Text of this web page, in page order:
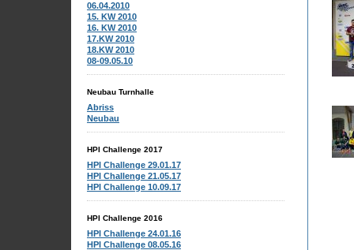
06.04.2010
15. KW 2010
16. KW 2010
17.KW 2010
18.KW 2010
08-09.05.10
Neubau Turnhalle
Abriss
Neubau
HPI Challenge 2017
HPI Challenge 29.01.17
HPI Challenge 21.05.17
HPI Challenge 10.09.17
HPI Challenge 2016
HPI Challenge 24.01.16
HPI Challenge 08.05.16